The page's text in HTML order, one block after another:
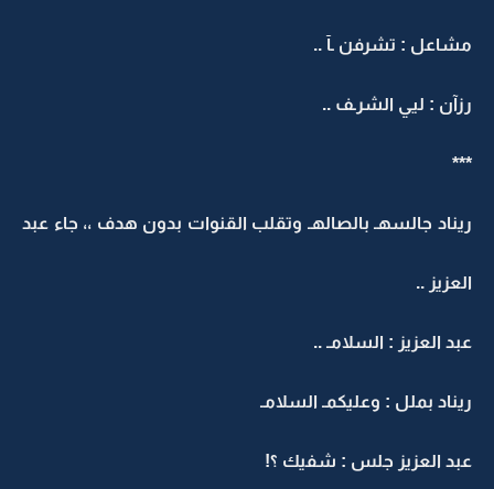
مشاعل : تشرفن ـآ ..
رزآن : ليي الشرـف ..
***
ريناد جالسهـ بالصالهـ وتقلب القنوات بدون هدف ،، جاء عبد
العزيز ..
عبد العزيز : السلامـ ..
ريناد بملل : وعليكمـ السلامـ
عبد العزيز جلس : شفيك ؟!